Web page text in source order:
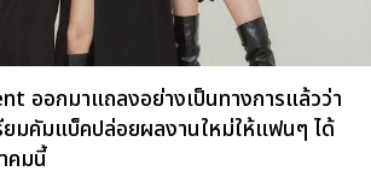
ออกมาแถลงอย่างเป็นทางการแล้วว่า
มคัมแบ็คปล่อยผลงานใหม่ให้แฟนๆ ได้
คมนี้